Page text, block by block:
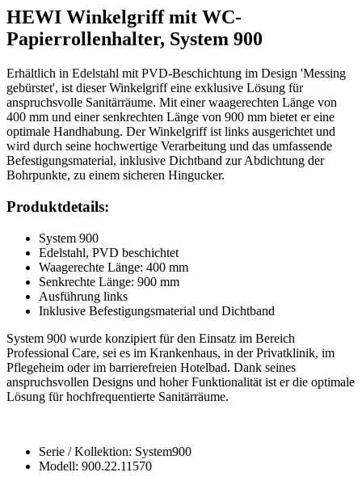
HEWI Winkelgriff mit WC-
Papierrollenhalter, System 900
Erhältlich in Edelstahl mit PVD-Beschichtung im Design 'Messing
gebürstet', ist dieser Winkelgriff eine exklusive Lösung für
anspruchsvolle Sanitärräume. Mit einer waagerechten Länge von
400 mm und einer senkrechten Länge von 900 mm bietet er eine
optimale Handhabung. Der Winkelgriff ist links ausgerichtet und
wird durch seine hochwertige Verarbeitung und das umfassende
Befestigungsmaterial, inklusive Dichtband zur Abdichtung der
Bohrpunkte, zu einem sicheren Hingucker.
Produktdetails:
System 900
Edelstahl, PVD beschichtet
Waagerechte Länge: 400 mm
Senkrechte Länge: 900 mm
Ausführung links
Inklusive Befestigungsmaterial und Dichtband
System 900 wurde konzipiert für den Einsatz im Bereich
Professional Care, sei es im Krankenhaus, in der Privatklinik, im
Pflegeheim oder im barrierefreien Hotelbad. Dank seines
anspruchsvollen Designs und hoher Funktionalität ist er die optimale
Lösung für hochfrequentierte Sanitärräume.
Serie / Kollektion: System900
Modell: 900.22.11570